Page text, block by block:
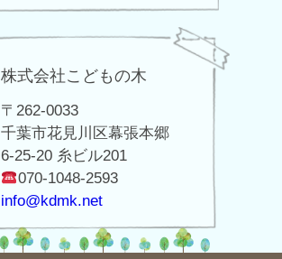
株式会社こどもの木
〒262-0033
千葉市花見川区幕張本郷
6-25-20 糸ビル201
070-1048-2593
info@kdmk.net